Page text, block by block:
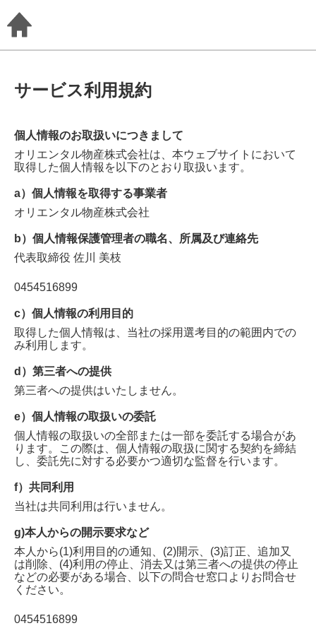
サービス利用規約
個人情報のお取扱いにつきまして
オリエンタル物産株式会社は、本ウェブサイトにおいて
取得した個人情報を以下のとおり取扱います。
a）個人情報を取得する事業者
オリエンタル物産株式会社
b）個人情報保護管理者の職名、所属及び連絡先
代表取締役 佐川 美枝
0454516899
c）個人情報の利用目的
取得した個人情報は、当社の採用選考目的の範囲内での
み利用します。
d）第三者への提供
第三者への提供はいたしません。
e）個人情報の取扱いの委託
個人情報の取扱いの全部または一部を委託する場合があ
ります。この際は、個人情報の取扱に関する契約を締結
し、委託先に対する必要かつ適切な監督を行います。
f）共同利用
当社は共同利用は行いません。
g)本人からの開示要求など
本人から(1)利用目的の通知、(2)開示、(3)訂正、追加又
は削除、(4)利用の停止、消去又は第三者への提供の停止
などの必要がある場合、以下の問合せ窓口よりお問合せ
ください。
0454516899